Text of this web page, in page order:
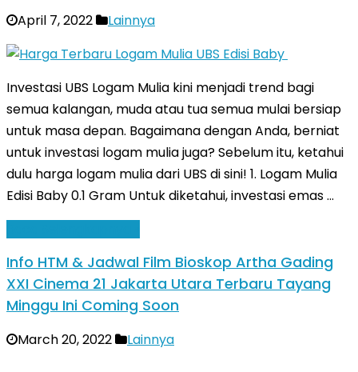
April 7, 2022 Lainnya
Investasi UBS Logam Mulia kini menjadi trend bagi
semua kalangan, muda atau tua semua mulai bersiap
untuk masa depan. Bagaimana dengan Anda, berniat
untuk investasi logam mulia juga? Sebelum itu, ketahui
dulu harga logam mulia dari UBS di sini! 1. Logam Mulia
Edisi Baby 0.1 Gram Untuk diketahui, investasi emas …
Info HTM & Jadwal Film Bioskop Artha Gading
XXI Cinema 21 Jakarta Utara Terbaru Tayang
Minggu Ini Coming Soon
March 20, 2022 Lainnya